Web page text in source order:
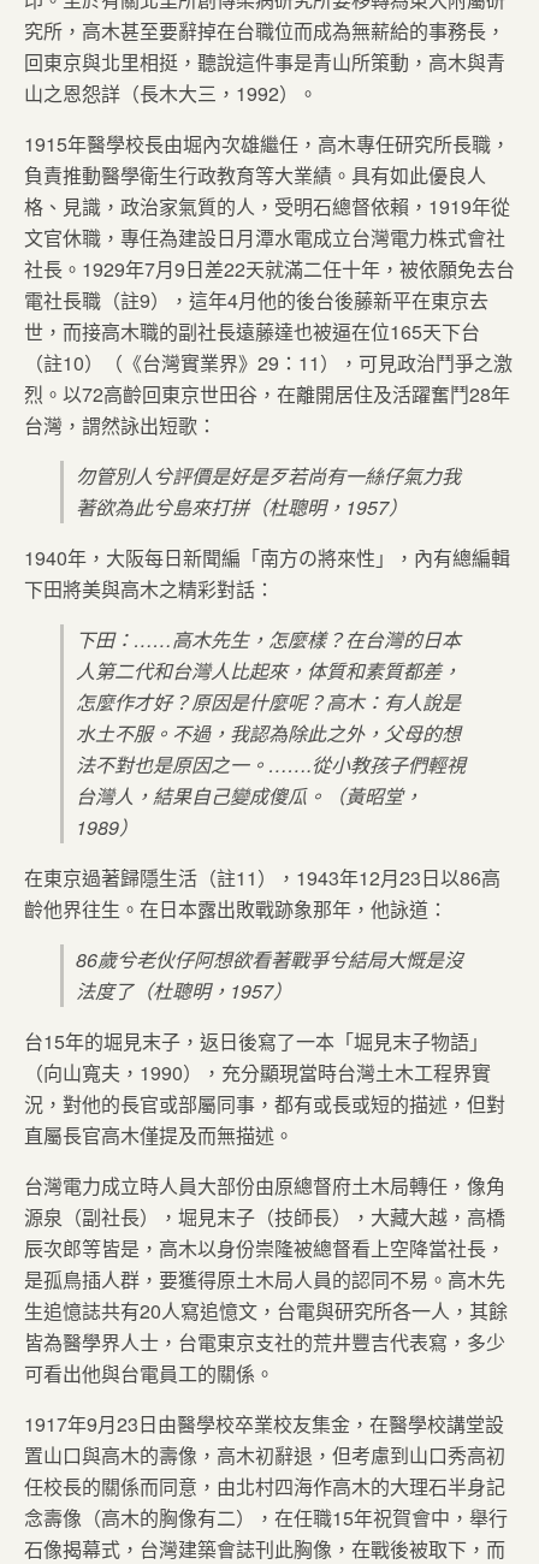
究所，高木甚至要辭掉在台職位而成為無薪給的事務長，
回東京與北里相挺，聽說這件事是青山所策動，高木與青
山之恩怨詳（長木大三，1992）。
1915年醫學校長由堀內次雄繼任，高木專任研究所長職，
負責推動醫學衛生行政教育等大業績。具有如此優良人
格、見識，政治家氣質的人，受明石總督依賴，1919年從
文官休職，專任為建設日月潭水電成立台灣電力株式會社
社長。1929年7月9日差22天就滿二任十年，被依願免去台
電社長職（註9），這年4月他的後台後藤新平在東京去
世，而接高木職的副社長遠藤達也被逼在位165天下台
（註10）（《台灣實業界》29：11），可見政治鬥爭之激
烈。以72高齡回東京世田谷，在離開居住及活躍奮鬥28年
台灣，謂然詠出短歌：
勿管別人兮評價是好是歹若尚有一絲仔氣力我
著欲為此兮島來打拼（杜聰明，1957）
1940年，大阪每日新聞編「南方の將來性」，內有總編輯
下田將美與高木之精彩對話：
下田：……高木先生，怎麼樣？在台灣的日本
人第二代和台灣人比起來，体質和素質都差，
怎麼作才好？原因是什麼呢？高木：有人說是
水土不服。不過，我認為除此之外，父母的想
法不對也是原因之一。…….從小教孩子們輕視
台灣人，結果自己變成傻瓜。（黃昭堂，
1989）
在東京過著歸隱生活（註11），1943年12月23日以86高
齡他界往生。在日本露出敗戰跡象那年，他詠道：
86歲兮老伙仔阿想欲看著戰爭兮結局大慨是沒
法度了（杜聰明，1957）
台15年的堀見末子，返日後寫了一本「堀見末子物語」
（向山寬夫，1990），充分顯現當時台灣土木工程界實
況，對他的長官或部屬同事，都有或長或短的描述，但對
直屬長官高木僅提及而無描述。
台灣電力成立時人員大部份由原總督府土木局轉任，像角
源泉（副社長），堀見末子（技師長），大藏大越，高橋
辰次郎等皆是，高木以身份崇隆被總督看上空降當社長，
是孤鳥插人群，要獲得原土木局人員的認同不易。高木先
生追憶誌共有20人寫追憶文，台電與研究所各一人，其餘
皆為醫學界人士，台電東京支社的荒井豐吉代表寫，多少
可看出他與台電員工的關係。
1917年9月23日由醫學校卒業校友集金，在醫學校講堂設
置山口與高木的壽像，高木初辭退，但考慮到山口秀高初
任校長的關係而同意，由北村四海作高木的大理石半身記
念壽像（高木的胸像有二），在任職15年祝賀會中，舉行
石像揭幕式，台灣建築會誌刊此胸像，在戰後被取下，而